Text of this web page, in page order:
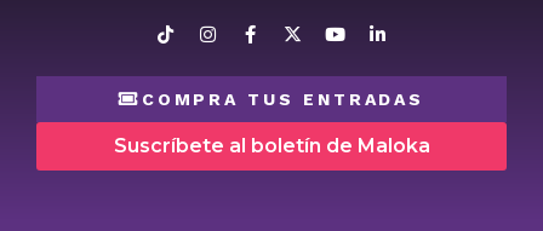
COMPRA TUS ENTRADAS
Suscríbete al boletín de Maloka